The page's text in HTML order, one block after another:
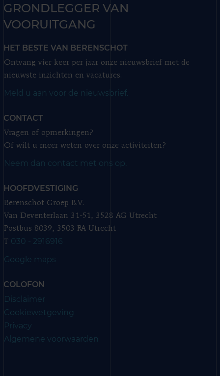
GRONDLEGGER VAN
VOORUITGANG
HET BESTE VAN BERENSCHOT
Ontvang vier keer per jaar onze nieuwsbrief met de
nieuwste inzichten en vacatures.
Meld u aan voor de nieuwsbrief.
CONTACT
Vragen of opmerkingen?
Of wilt u meer weten over onze activiteiten?
Neem dan contact met ons op.
HOOFDVESTIGING
Berenschot Groep B.V.
Van Deventerlaan 31-51, 3528 AG Utrecht
Postbus 8039, 3503 RA Utrecht
T 030 - 2916916
Google maps
COLOFON
Disclaimer
Cookiewetgeving
Privacy
Algemene voorwaarden